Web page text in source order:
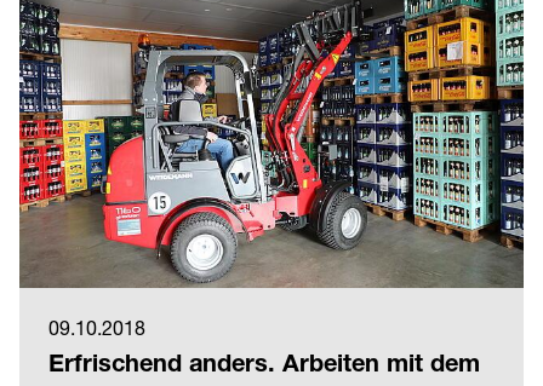
09.10.2018
Erfrischend anders. Arbeiten mit dem